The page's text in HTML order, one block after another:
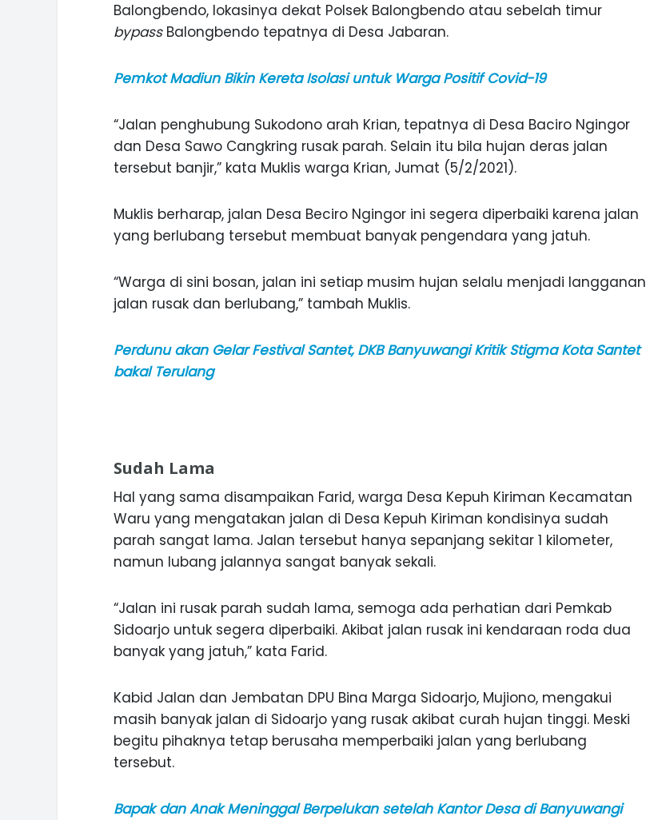
Balongbendo, lokasinya dekat Polsek Balongbendo atau sebelah timur
bypassBalongbendo tepatnya di Desa Jabaran.
Pemkot Madiun Bikin Kereta Isolasi untuk Warga Positif Covid-19
“Jalan penghubung Sukodono arah Krian, tepatnya di Desa Baciro Ngingor
dan Desa Sawo Cangkring rusak parah. Selain itu bila hujan deras jalan
tersebut banjir,” kata Muklis warga Krian, Jumat (5/2/2021).
Muklis berharap, jalan Desa Beciro Ngingor ini segera diperbaiki karena jalan
yang berlubang tersebut membuat banyak pengendara yang jatuh.
“Warga di sini bosan, jalan ini setiap musim hujan selalu menjadi langganan
jalan rusak dan berlubang,” tambah Muklis.
Perdunu akan Gelar Festival Santet, DKB Banyuwangi Kritik Stigma Kota Santet
bakal Terulang
Sudah Lama
Hal yang sama disampaikan Farid, warga Desa Kepuh Kiriman Kecamatan
Waru yang mengatakan jalan di Desa Kepuh Kiriman kondisinya sudah
parah sangat lama. Jalan tersebut hanya sepanjang sekitar 1 kilometer,
namun lubang jalannya sangat banyak sekali.
“Jalan ini rusak parah sudah lama, semoga ada perhatian dari Pemkab
Sidoarjo untuk segera diperbaiki. Akibat jalan rusak ini kendaraan roda dua
banyak yang jatuh,” kata Farid.
Kabid Jalan dan Jembatan DPU Bina Marga Sidoarjo, Mujiono, mengakui
masih banyak jalan di Sidoarjo yang rusak akibat curah hujan tinggi. Meski
begitu pihaknya tetap berusaha memperbaiki jalan yang berlubang
tersebut.
Bapak dan Anak Meninggal Berpelukan setelah Kantor Desa di Banyuwangi
MANIS, LEGIT, DAN PAHIT, NIKMATNYA